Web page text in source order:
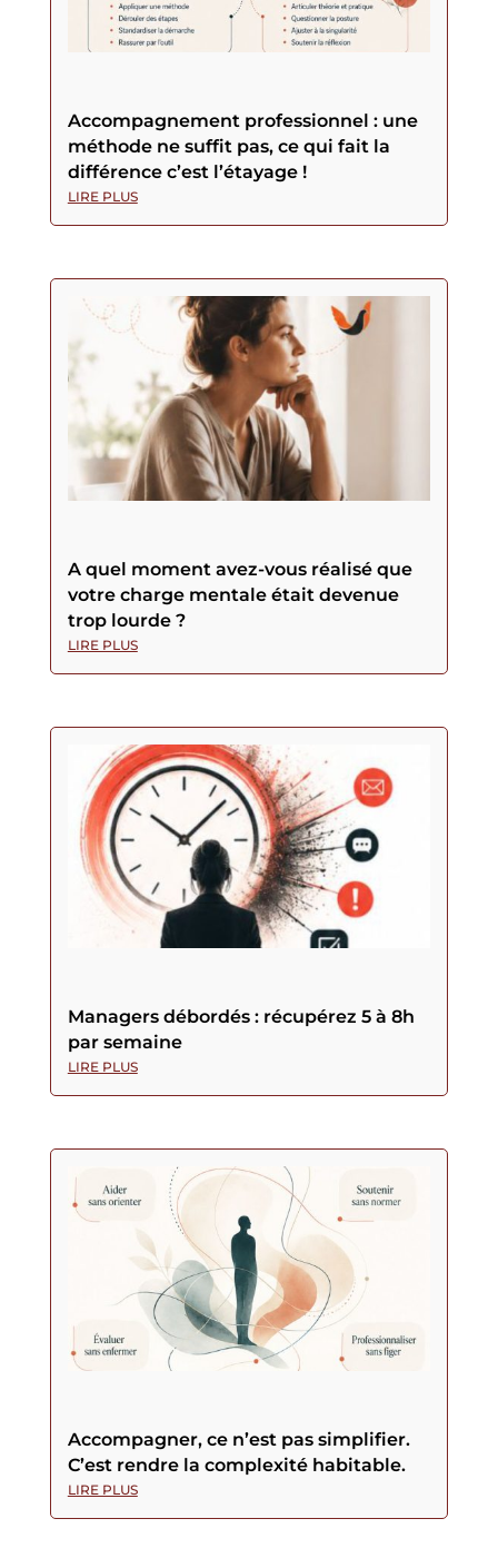
Accompagnement professionnel : une
méthode ne suffit pas, ce qui fait la
différence c’est l’étayage !
LIRE PLUS
A quel moment avez-vous réalisé que
votre charge mentale était devenue
trop lourde ?
LIRE PLUS
Managers débordés : récupérez 5 à 8h
par semaine
LIRE PLUS
Accompagner, ce n’est pas simplifier.
C’est rendre la complexité habitable.
LIRE PLUS